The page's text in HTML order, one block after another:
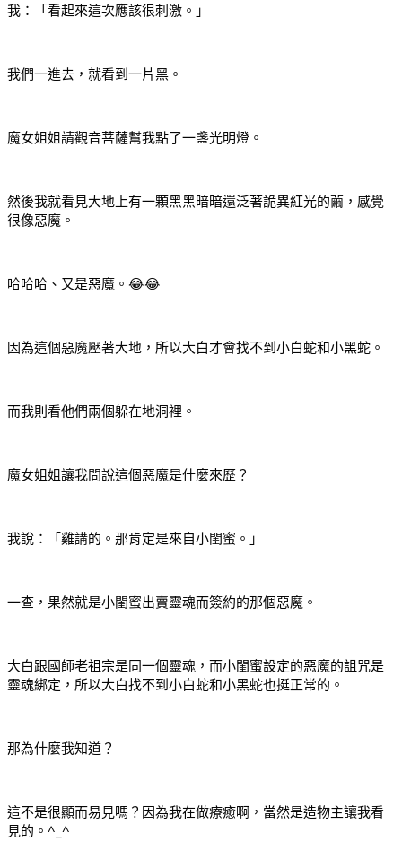
我：「看起來這次應該很刺激。」
我們一進去，就看到一片黑。
魔女姐姐請觀音菩薩幫我點了一盞光明燈。
然後我就看見大地上有一顆黑黑暗暗還泛著詭異紅光的繭，感覺
很像惡魔。
哈哈哈、又是惡魔。😂😂
因為這個惡魔壓著大地，所以大白才會找不到小白蛇和小黑蛇。
而我則看他們兩個躲在地洞裡。
魔女姐姐讓我問說這個惡魔是什麼來歷？
我說：「雞講的。那肯定是來自小閨蜜。」
一查，果然就是小閨蜜出賣靈魂而簽約的那個惡魔。
大白跟國師老祖宗是同一個靈魂，而小閨蜜設定的惡魔的詛咒是
靈魂綁定，所以大白找不到小白蛇和小黑蛇也挺正常的。
那為什麼我知道？
這不是很顯而易見嗎？因為我在做療癒啊，當然是造物主讓我看
見的。^_^